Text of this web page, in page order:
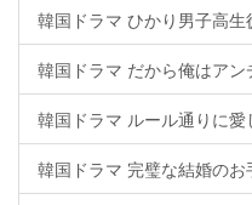
韓国ドラマ ひかり男子高生
韓国ドラマ だから俺はアン
韓国ドラマ ルール通りに愛
韓国ドラマ 完璧な結婚のお